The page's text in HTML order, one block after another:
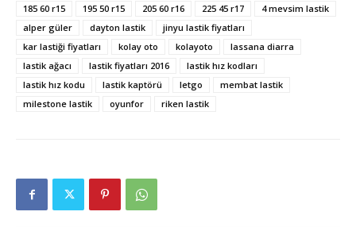
185 60 r15
195 50 r15 205 60 r16 225 45 r17
4 mevsim lastik
alper güler
dayton lastik
jinyu lastik fiyatları
kar lastiği fiyatları
kolay oto kolayoto
lassana diarra
lastik ağacı
lastik fiyatları 2016
lastik hız kodları
lastik hız kodu
lastik kaptörü letgo
membat lastik
milestone lastik
oyunfor riken lastik